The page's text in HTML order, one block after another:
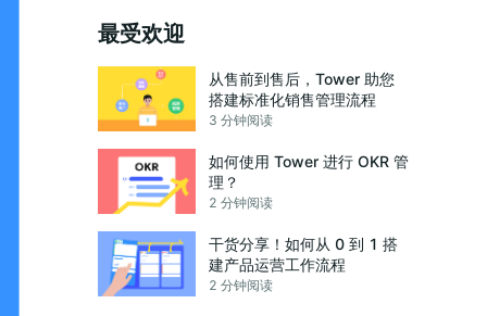
最受欢迎
从售前到售后，Tower 助您
搭建标准化销售管理流程
3 分钟阅读
如何使用 Tower 进行 OKR 管
理？
2 分钟阅读
干货分享！如何从 0 到 1 搭
建产品运营工作流程
2 分钟阅读